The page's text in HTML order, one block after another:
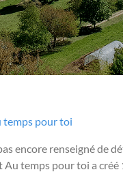
temps pour toi
encore renseigné de
Au temps pour toi a créé